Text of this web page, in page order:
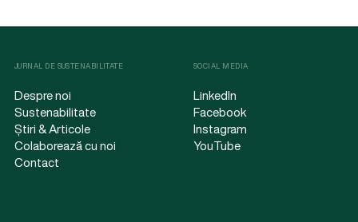
JURNAL DE SUSTENABILITATE
Despre noi
Sustenabilitate
Știri & Articole
Colaborează cu noi
Contact
SOCIAL MEDIA
LinkedIn
Facebook
Instagram
YouTube